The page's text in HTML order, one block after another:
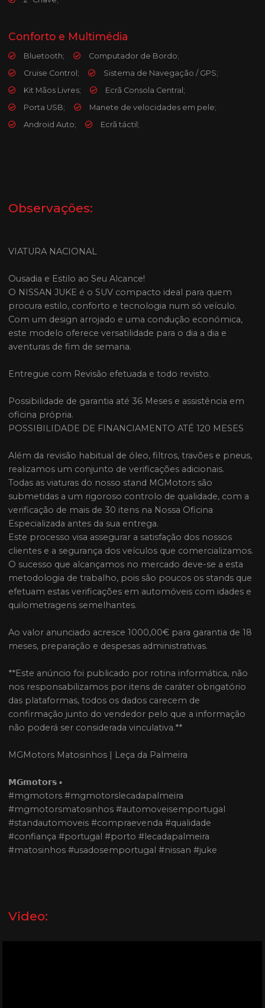
Conforto e Multimédia
Bluetooth;
Computador de Bordo;
Cruise Control;
Sistema de Navegação / GPS;
Kit Mãos Livres;
Ecrã Consola Central;
Porta USB;
Manete de velocidades em pele;
Android Auto;
Ecrã táctil;
Observações:
VIATURA NACIONAL
Ousadia e Estilo ao Seu Alcance!
O NISSAN JUKE é o SUV compacto ideal para quem
procura estilo, conforto e tecnologia num só veículo.
Com um design arrojado e uma condução económica,
este modelo oferece versatilidade para o dia a dia e
aventuras de fim de semana.
Entregue com Revisão efetuada e todo revisto.
Possibilidade de garantia até 36 Meses e assistência em
oficina própria.
POSSIBILIDADE DE FINANCIAMENTO ATÉ 120 MESES
Além da revisão habitual de óleo, filtros, travões e pneus,
realizamos um conjunto de verificações adicionais.
Todas as viaturas do nosso stand MGMotors são
submetidas a um rigoroso controlo de qualidade, com a
verificação de mais de 30 itens na Nossa Oficina
Especializada antes da sua entrega.
Este processo visa assegurar a satisfação dos nossos
clientes e a segurança dos veículos que comercializamos.
O sucesso que alcançamos no mercado deve-se a esta
metodologia de trabalho, pois são poucos os stands que
efetuam estas verificações em automóveis com idades e
quilometragens semelhantes.
Ao valor anunciado acresce 1000,00€ para garantia de 18
meses, preparação e despesas administrativas.
**Este anúncio foi publicado por rotina informática, não
nos responsabilizamos por itens de caráter obrigatório
das plataformas, todos os dados carecem de
confirmação junto do vendedor pelo que a informação
não poderá ser considerada vinculativa.**
MGMotors Matosinhos | Leça da Palmeira
𝗠𝗚𝗺𝗼𝘁𝗼𝗿𝘀 ▪
#mgmotors #mgmotorslecadapalmeira
#mgmotorsmatosinhos #automoveisemportugal
#standautomoveis #compraevenda #qualidade
#confiança #portugal #porto #lecadapalmeira
#matosinhos #usadosemportugal #nissan #juke
Video: